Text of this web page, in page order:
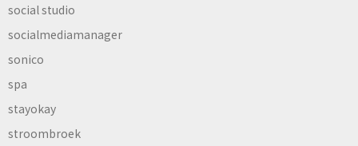
social studio
socialmediamanager
sonico
spa
stayokay
stroombroek